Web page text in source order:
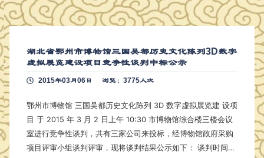
湖北省鄂州市博物馆三国吴都历史文化陈列3D数字
虚拟展览建设项目竞争性谈判中标公示
2015年03月06日 浏览：3775人次
鄂州市博物馆 三国吴都历史文化陈列 3D 数字虚拟展览建 设项
目 于 2015 年 3 月 2 日上午 10:30 市博物馆综合楼三楼会议
室进行竞争性谈判，共有三家公司来投标，经博物馆政府采购
项目评审小组谈判评审，现将谈判结果公示如下： 谈判时间：